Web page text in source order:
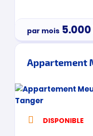
par mois 5.000
DISPONIBLE